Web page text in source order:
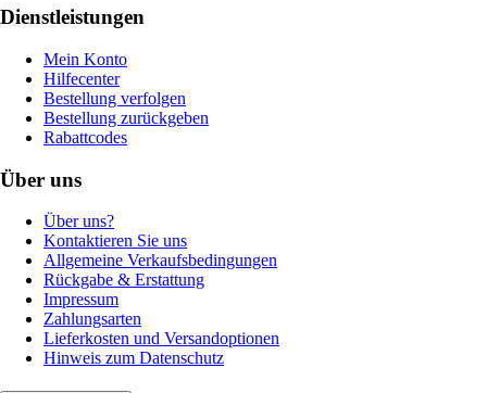
Dienstleistungen
Mein Konto
Hilfecenter
Bestellung verfolgen
Bestellung zurückgeben
Rabattcodes
Über uns
Über uns?
Kontaktieren Sie uns
Allgemeine Verkaufsbedingungen
Rückgabe & Erstattung
Impressum
Zahlungsarten
Lieferkosten und Versandoptionen
Hinweis zum Datenschutz